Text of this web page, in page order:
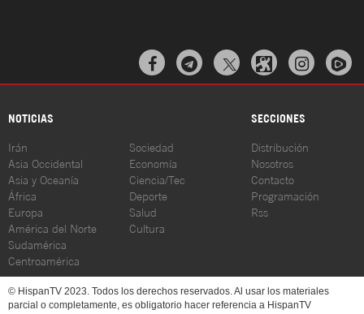
  
NOTICIAS SECCIONES
Irán
Asia Occidental
Asia y Oceanía
África
Europa
América del Norte
Sudamérica
Centroamérica
Sociedad
Economía
Ciencia/Tec
Deporte
Salud
Cultura
Distribución
Nosotros
Contacto
Programación
Rss
© HispanTV 2023. Todos los derechos reservados. Al usar los materiales
parcial o completamente, es obligatorio hacer referencia a HispanTV